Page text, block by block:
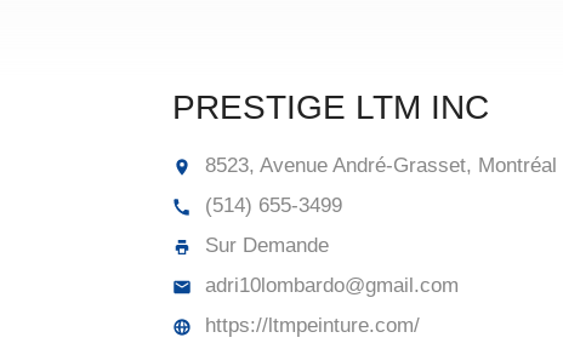
PRESTIGE LTM INC
8523, Avenue André-Grasset, Montréal
(514) 655-3499
Sur Demande
adri10lombardo@gmail.com
https://ltmpeinture.com/